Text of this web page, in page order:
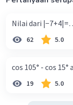
62 5.0
cos 105° - cos 15°
19 5.0